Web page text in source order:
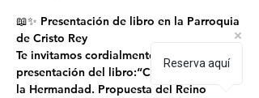
📖✨ Presentación de libro en la Parroquia
de Cristo Rey
Te invitamos cordialmente a la
presentación del libro:“Constructores de
la Hermandad. Propuesta del Reino
Reserva aquí